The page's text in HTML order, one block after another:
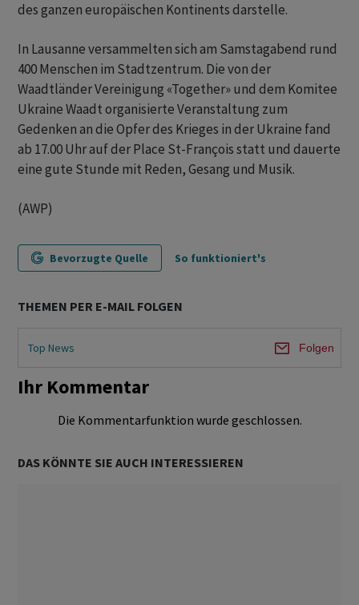
des ganzen europäischen Kontinents darstelle.
In Lausanne versammelten sich am Samstagabend rund
400 Menschen im Stadtzentrum. Die von der
Waadtländer Vereinigung «Together» und dem Komitee
Ukraine Waadt organisierte Veranstaltung zum
Gedenken an die Opfer des Krieges in der Ukraine fand
ab 17.00 Uhr auf der Place St-François statt und dauerte
eine gute Stunde mit Reden, Gesang und Musik.
(AWP)
Bevorzugte Quelle So funktioniert's
THEMEN PER E-MAIL FOLGEN
Top News Folgen
Ihr Kommentar
Die Kommentarfunktion wurde geschlossen.
DAS KÖNNTE SIE AUCH INTERESSIEREN